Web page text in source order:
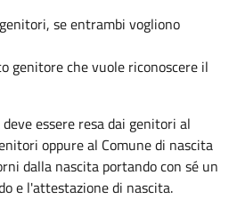
se entrambi vogliono
genitore che vuole riconoscere il
essere resa dai genitori al
oppure al Comune di nascita
dalla nascita portando con sé un
e l'attestazione di nascita.